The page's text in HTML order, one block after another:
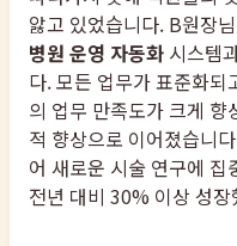
앓고 있었습니다. B원장
병원 운영 자동화 시스템
다. 모든 업무가 표준화
의 업무 만족도가 크게 향
적 향상으로 이어졌습니
어 새로운 시술 연구에
전년 대비 30% 이상 성장